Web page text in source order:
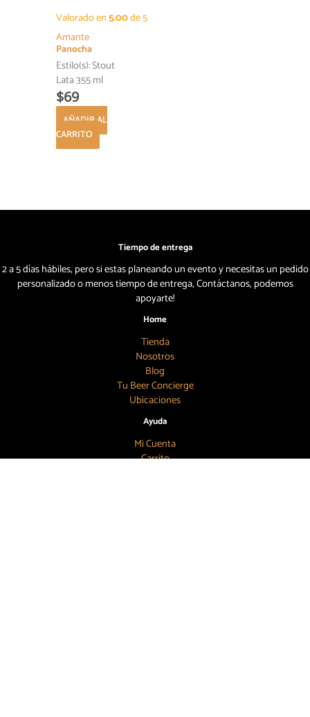
Valorado en5.00de 5
Amante
Panocha
Estilo(s):Stout
Lata 355 ml
$69
AÑADIR AL
CARRITO
Tiempo de entrega
2 a 5 días hábiles, pero si estas planeando un evento y necesitas un pedido
personalizado o menos tiempo de entrega, Contáctanos, podemos
apoyarte!
Home
Tienda
Nosotros
Blog
Tu Beer Concierge
Ubicaciones
Ayuda
Mi Cuenta
Carrito